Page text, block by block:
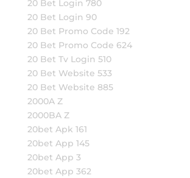
20 Bet Login 780
20 Bet Login 90
20 Bet Promo Code 192
20 Bet Promo Code 624
20 Bet Tv Login 510
20 Bet Website 533
20 Bet Website 885
2000A Z
2000BA Z
20bet Apk 161
20bet App 145
20bet App 3
20bet App 362